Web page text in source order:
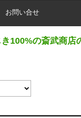
お問い合せ
100%の斎武商店